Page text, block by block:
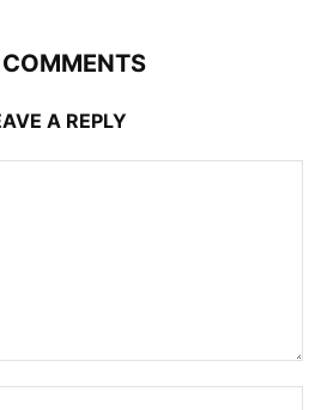
A REPLY